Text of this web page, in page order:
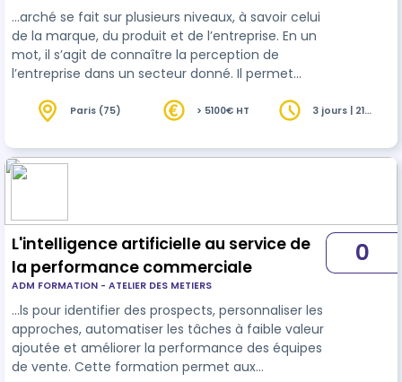
…arché se fait sur plusieurs niveaux, à savoir celui
de la marque, du produit et de l’entreprise. En un
mot, il s’agit de connaître la perception de
l’entreprise dans un secteur donné. Il permet
clients. Mais pour que la marque, l’offre et les
positionner ses équipes commerciales et leur
permettre de s'approprier les valeurs de
Paris (75) > 5100€ HT
3 jours | 21
L'intelligence artificielle au service de
la performance commerciale
ADM FORMATION - ATELIER DES METIERS
…ls pour identifier des prospects, personnaliser les
approches, automatiser les tâches à faible valeur
ajoutée et améliorer la performance des équipes
de vente. Cette formation permet aux
0